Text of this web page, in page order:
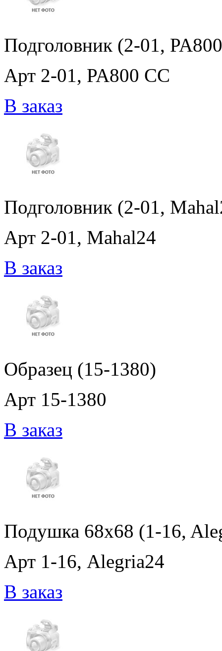
Подголовник (2-01,
Арт 2-01, PA800 CC
В заказ
Подголовник (2-01,
Арт 2-01, Mahal24
В заказ
Образец (15-1380)
Арт 15-1380
В заказ
Подушка 68x68 (1-16,
Арт 1-16, Alegria24
В заказ